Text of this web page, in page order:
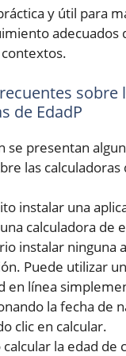
y útil para
adecuados
sobre
de EdadP
se presentan
las calculadoras
instalar una
calculadora de
instalar ninguna
Puede utilizar
en línea
la fecha de
clic en calcular.
calcular la edad de